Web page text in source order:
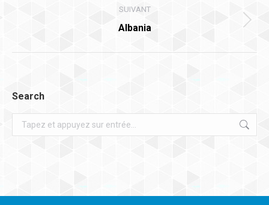
:
SUIVANT
Article
Albania
Search
Recherche
: